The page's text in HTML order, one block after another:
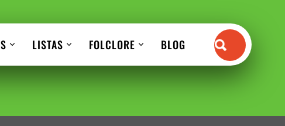
LISTAS FOLCLORE BLOG